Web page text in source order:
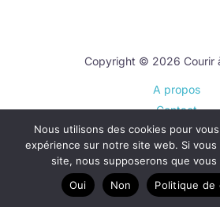
Copyright © 2026 Courir
A propos
Contact
Plan du site
Mentions légales
Politique de
Nous utilisons des cookies pour
expérience sur notre site web. Si
site, nous supposerons que
Oui
Non Politique de